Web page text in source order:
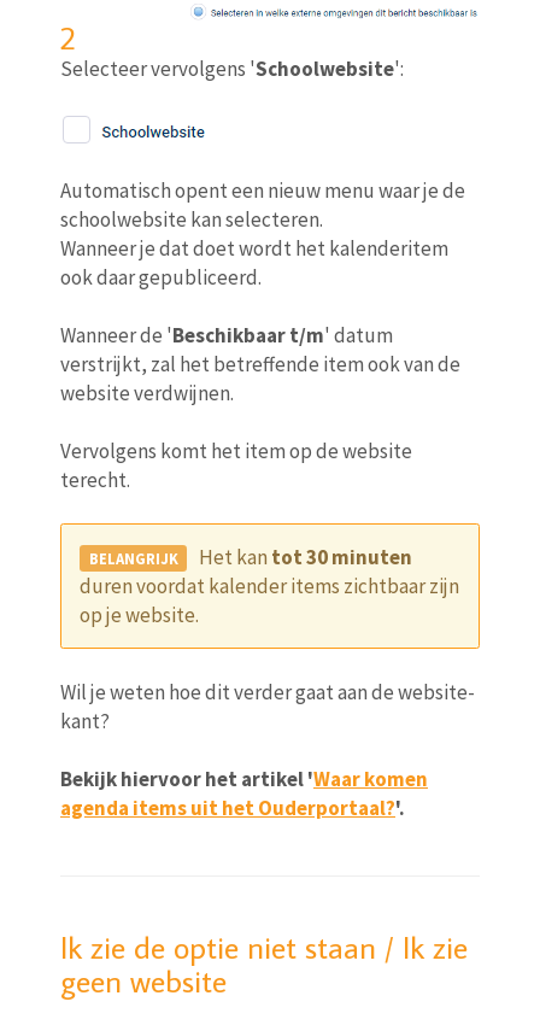
2
Selecteer vervolgens 'Schoolwebsite':
Automatisch opent een nieuw menu waar je de
schoolwebsite kan selecteren.
Wanneer je dat doet wordt het kalenderitem
ook daar gepubliceerd.
Wanneer de 'Beschikbaar t/m' datum
verstrijkt, zal het betreffende item ook van de
website verdwijnen.
Vervolgens komt het item op de website
terecht.
Het kan tot 30 minuten
duren voordat kalender items zichtbaar zijn
op je website.
Wil je weten hoe dit verder gaat aan de website-
kant?
Bekijk hiervoor het artikel 'Waar komen
agenda items uit het Ouderportaal?'.
Ik zie de optie niet staan / Ik zie
geen website